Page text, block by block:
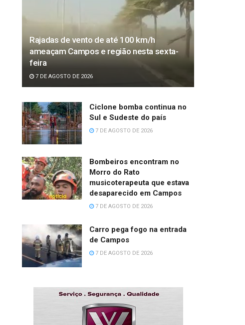
Rajadas de vento de até 100 km/h
ameaçam Campos e região nesta sexta-
feira
7 DE AGOSTO DE 2026
Ciclone bomba continua no
Sul e Sudeste do país
7 DE AGOSTO DE 2026
Bombeiros encontram no
Morro do Rato
musicoterapeuta que estava
desaparecido em Campos
7 DE AGOSTO DE 2026
Carro pega fogo na entrada
de Campos
7 DE AGOSTO DE 2026